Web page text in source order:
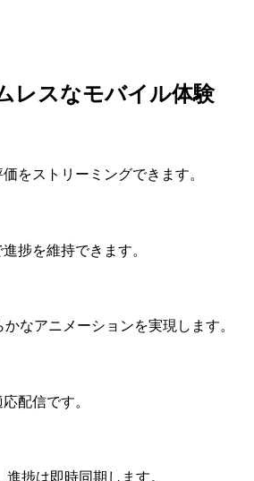
レスなモバイル体験
をストリーミングできます。
捗を維持できます。
なアニメーションを実現します。
配信です。
捗は即時同期します。